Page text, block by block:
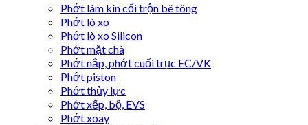
Phớt làm kín cối trộn bê tông
Phớt lò xo
Phớt lò xo Silicon
Phớt mặt chà
Phớt nắp, phớt cuối trục EC/VK
Phớt piston
Phớt thủy lực
Phớt xếp, bộ, EVS
Phớt xoay